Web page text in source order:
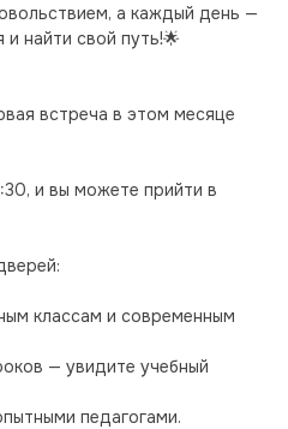
а каждый день —
найти свой путь!🌟
встреча в этом месяце
и вы можете прийти в
классам и современным
— увидите учебный
педагогами.